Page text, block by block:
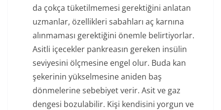
da çokça tüketilmemesi gerektiğini anlatan
uzmanlar, özellikleri sabahları aç karnına
alınmaması gerektiğini önemle belirtiyorlar.
Asitli içecekler pankreasın gereken insülin
seviyesini ölçmesine engel olur. Buda kan
şekerinin yükselmesine aniden baş
dönmelerine sebebiyet verir. Asit ve gaz
dengesi bozulabilir. Kişi kendisini yorgun ve